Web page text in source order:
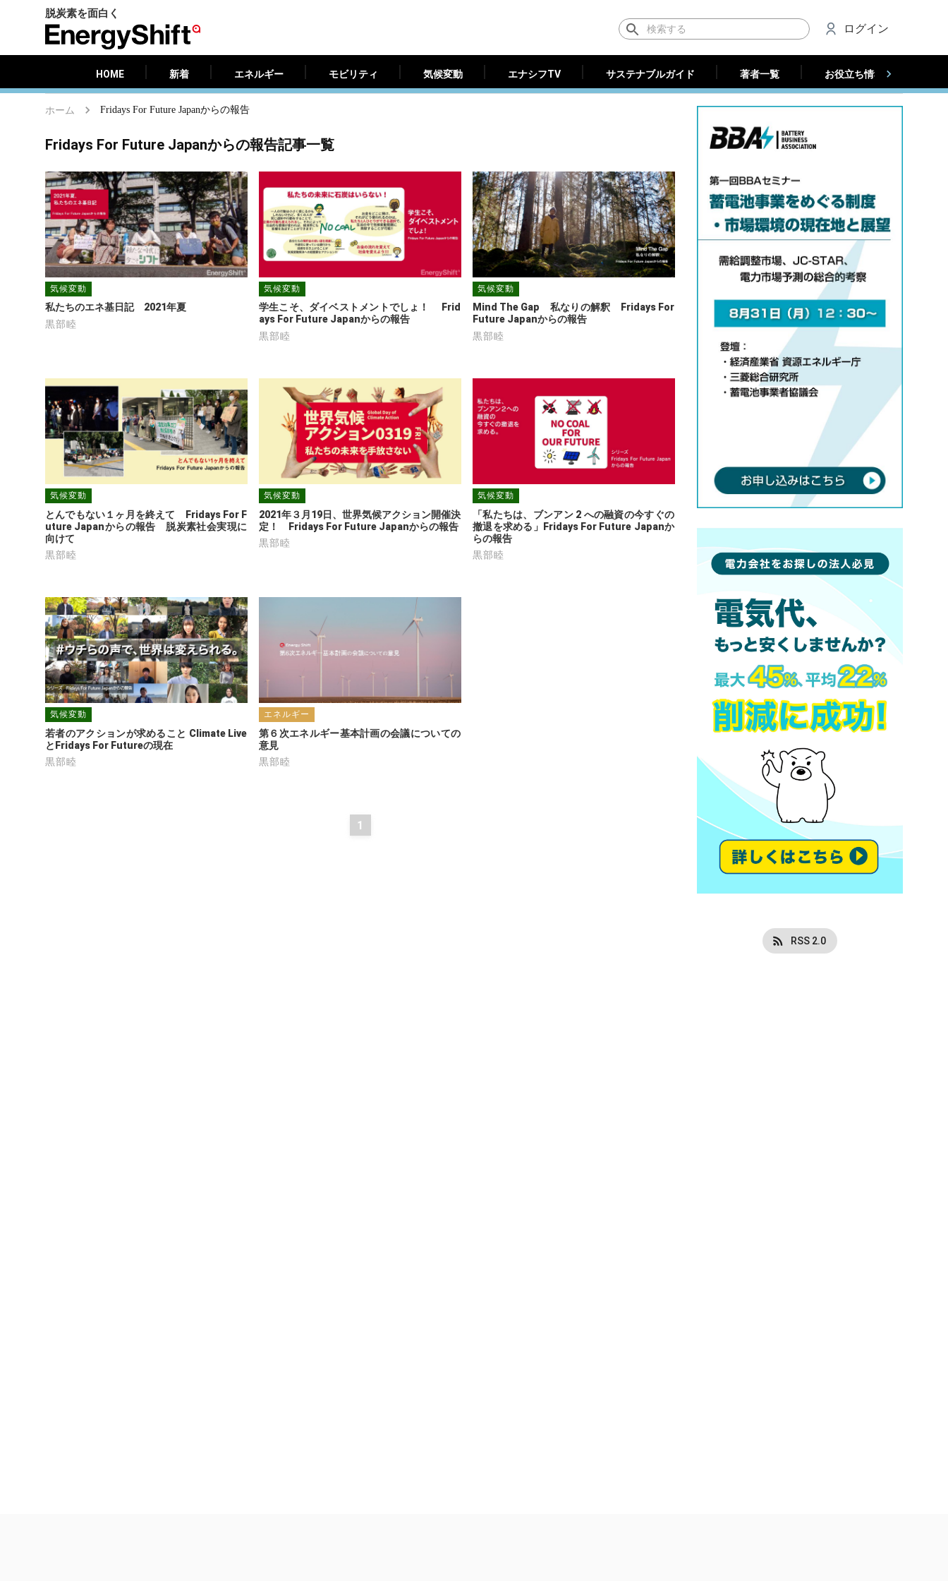
脱炭素を面白く
ジ
ー
フ
ログイン
HOME 新着 エネルギー モビリティ 気候変動 エナシフTV サステナブルガイド 著者一覧 お役立ち情報（法人）
HOME サステナブルガイド 著者一覧
ホーム Fridays For Future Japanからの報告
Fridays For Future Japanからの報告記事一覧
気候変動
私たちのエネ基日記　2021年夏
黒部睦
気候変動
学生こそ、ダイベストメントでしょ！ 　Frid
ays For Future Japanからの報告
黒部睦
気候変動
Mind The Gap　私なりの解釈　Fridays For
Future Japanからの報告
黒部睦
気候変動
とんでもない１ヶ月を終えて　Fridays For F
uture Japanからの報告　脱炭素社会実現に
向けて
黒部睦
気候変動
2021年３月19日、世界気候アクション開催決
定！　Fridays For Future Japanからの報告
黒部睦
気候変動
「私たちは、ブンアン 2 への融資の今すぐの
撤退を求める」Fridays For Future Japanか
らの報告
黒部睦
気候変動
若者のアクションが求めること Climate Live
とFridays For Futureの現在
黒部睦
エネルギー
第６次エネルギー基本計画の会議についての
意見
黒部睦
1
RSS 2.0